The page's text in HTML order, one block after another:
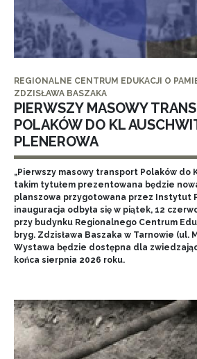
REGIONALNE CENTRUM EDUKACJI O
ZDZISŁAWA BASZAKA
PIERWSZY MASOWY
POLAKÓW DO KL
PLENEROWA
„Pierwszy masowy transport Polaków do
takim tytułem prezentowana będzie
planszowa przygotowana przez Instytut
inauguracja odbyła się w piątek, 12
przy budynku Regionalnego Centrum
bryg. Zdzisława Baszaka w Tarnowie (ul.
Wystawa będzie dostępna dla
końca sierpnia 2026 roku.